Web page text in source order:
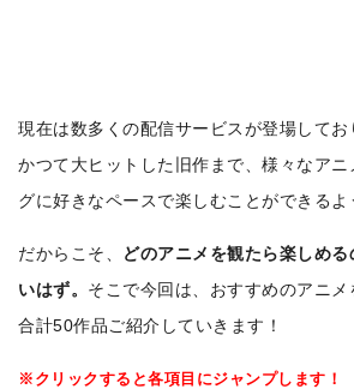
現在は数多くの配信サービスが登場してお
かつて大ヒットした旧作まで、様々なア
グに好きなペースで楽しむことができるよ
だからこそ、
どのアニメを観たら楽しめ
いはず。 そこで今回は、おすすめのアニ
合計50作品ご紹介していきます！
※クリックすると各項目にジャンプします！